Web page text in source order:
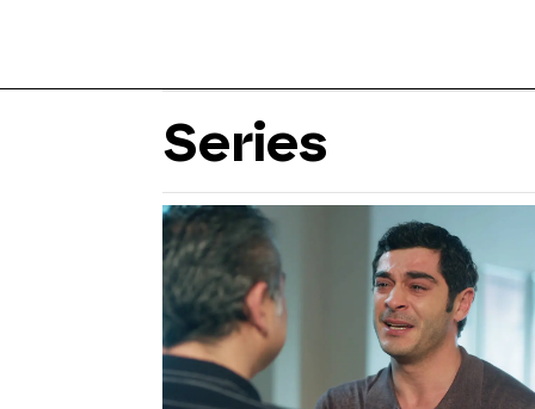
Series